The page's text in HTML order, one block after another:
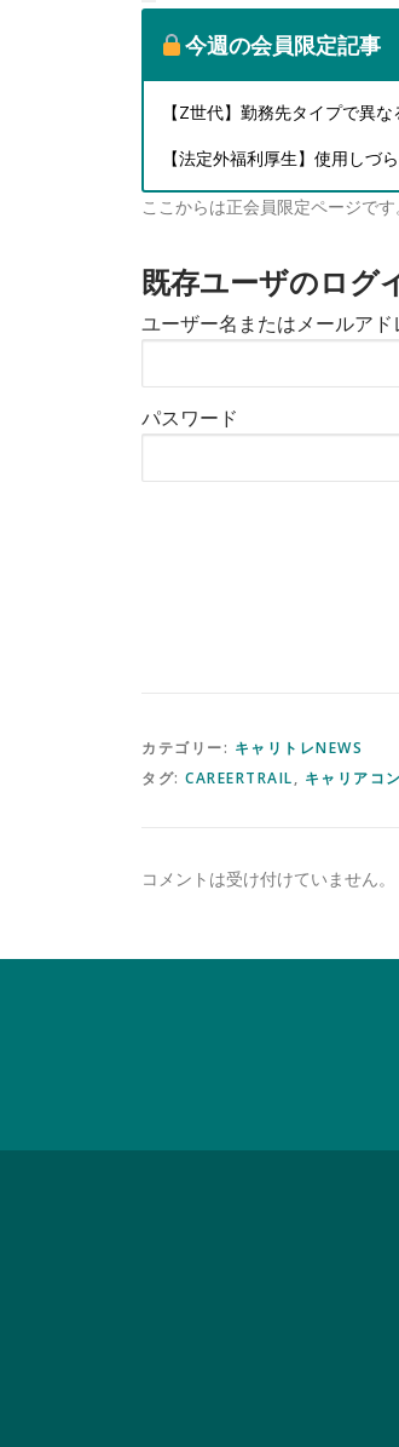
今週の会員限定記事
【Z世代】勤務先タイプで異
【法定外福利厚生】使用しづ
ここからは正会員限定ページで
既存ユーザのログ
ユーザー名またはメールアド
パスワード
カテゴリー: キャリトレNEWS
タグ: CAREERTRAIL, キャリアコ
コメントは受け付けていません。